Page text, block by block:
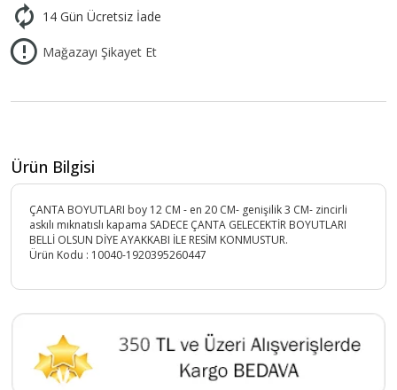
14 Gün Ücretsiz İade
Mağazayı Şikayet Et
Ürün Bilgisi
ÇANTA BOYUTLARI boy 12 CM - en 20 CM- genişilik 3 CM- zincirli
askılı mıknatıslı kapama SADECE ÇANTA GELECEKTİR BOYUTLARI
BELLİ OLSUN DİYE AYAKKABI İLE RESİM KONMUSTUR.
Ürün Kodu : 10040-1920395260447